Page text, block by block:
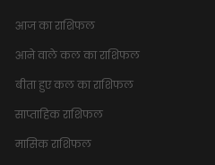
आज का राशिफल
आने वाले कल का राशिफल
बीता हुए कल का राशिफल
साप्ताहिक राशिफल
मासिक राशिफल